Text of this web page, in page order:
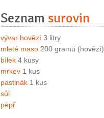
Seznam surovin
vývar hovězí 3 litry
mleté maso 200 gramů (hovězí)
bílek 4 kusy
mrkev 1 kus
pastinák 1 kus
sůl
pepř